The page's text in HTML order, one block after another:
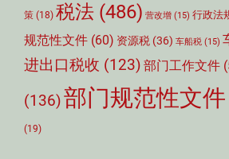
策 (18) 税法 (486) 营改增 (15) 行政法
规范性文件 (60) 资源税 (36) 车船税 (15)
进出口税收 (123) 部门工作文件
(136)部门规范性文件
(19)